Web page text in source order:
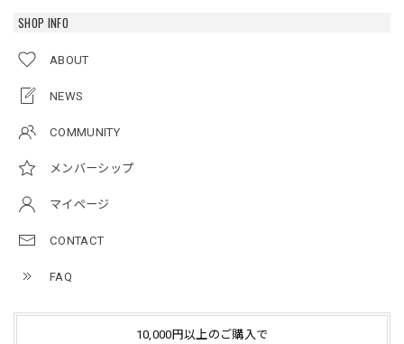
SHOP INFO
ABOUT
NEWS
COMMUNITY
メンバーシップ
マイページ
CONTACT
FAQ
10,000円以上のご購入で